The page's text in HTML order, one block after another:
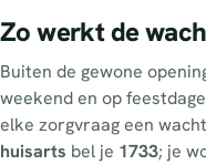
Zo werkt de
Buiten de gewone
weekend en op
elke zorgvraag een
huisarts bel je 1733; je